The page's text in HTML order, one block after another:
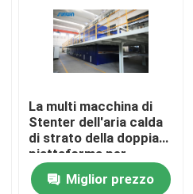
La multi macchina di
Stenter dell'aria calda
di strato della doppia
piattaforma per
tricotta i tessuti
Miglior prezzo